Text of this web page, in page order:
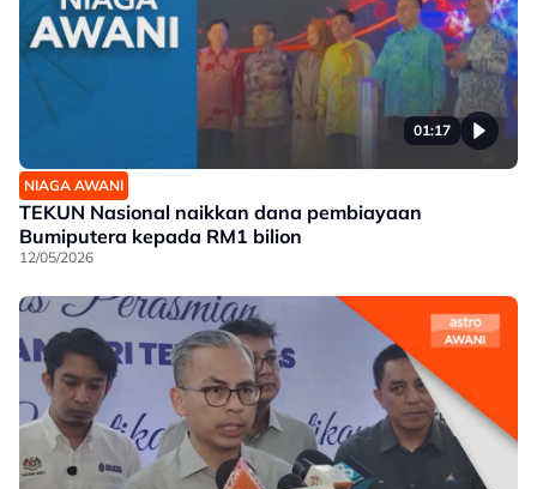
01:17
NIAGA AWANI
TEKUN Nasional naikkan dana pembiayaan
Bumiputera kepada RM1 bilion
12/05/2026